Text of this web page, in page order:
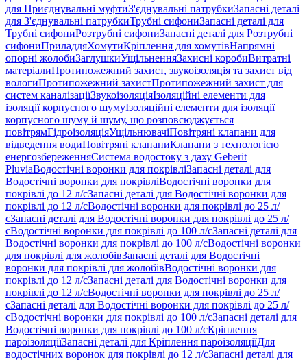
для Приєднувальні муфтиЗ'єднувальні патрубкиЗапасні деталі
для З'єднувальні патрубкиТрубні сифониЗапасні деталі для
Трубні сифониРозтрубні сифониЗапасні деталі для Розтрубні
сифониПриладдяХомутиКріплення для хомутівНапрямні
опорні жолобиЗаглушкиУщільненняЗахисні коробиВитратні
матеріалиПротипожежний захист, звукоізоляція та захист від
вологиПротипожежний захистПротипожежний захист для
систем каналізаціїЗвукоізоляціяІзоляційні елементи для
ізоляції корпусного шумуІзоляційні елементи для ізоляції
корпусного шуму й шуму, що розповсюджується
повітрямГідроізоляціяУщільнювачіПовітряні клапани для
відведення водиПовітряні клапаниКлапани з технологією
енергозбереженняСистема водостоку з даху Geberit
PluviaВодостічні воронки для покрівліЗапасні деталі для
Водостічні воронки для покрівліВодостічні воронки для
покрівлі до 12 л/сЗапасні деталі для Водостічні воронки для
покрівлі до 12 л/сВодостічні воронки для покрівлі до 25 л/
сЗапасні деталі для Водостічні воронки для покрівлі до 25 л/
сВодостічні воронки для покрівлі до 100 л/сЗапасні деталі для
Водостічні воронки для покрівлі до 100 л/сВодостічні воронки
для покрівлі для жолобівЗапасні деталі для Водостічні
воронки для покрівлі для жолобівВодостічні воронки для
покрівлі до 12 л/сЗапасні деталі для Водостічні воронки для
покрівлі до 12 л/сВодостічні воронки для покрівлі до 25 л/
сЗапасні деталі для Водостічні воронки для покрівлі до 25 л/
сВодостічні воронки для покрівлі до 100 л/сЗапасні деталі для
Водостічні воронки для покрівлі до 100 л/сКріплення
пароізоляціїЗапасні деталі для Кріплення пароізоляціїДля
водостічних воронок для покрівлі до 12 л/сЗапасні деталі для